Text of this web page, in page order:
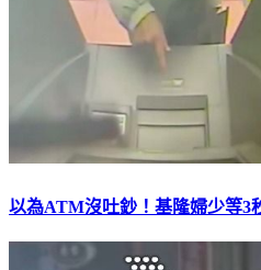
以為ATM沒吐鈔！基隆婦少等